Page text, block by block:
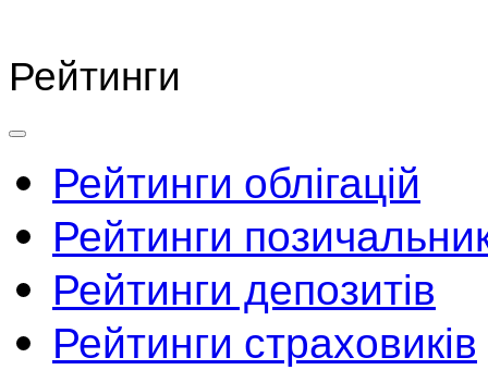
Рейтинги
Рейтинги облігацій
Рейтинги
Рейтинги депозитів
Рейтинги страховиків